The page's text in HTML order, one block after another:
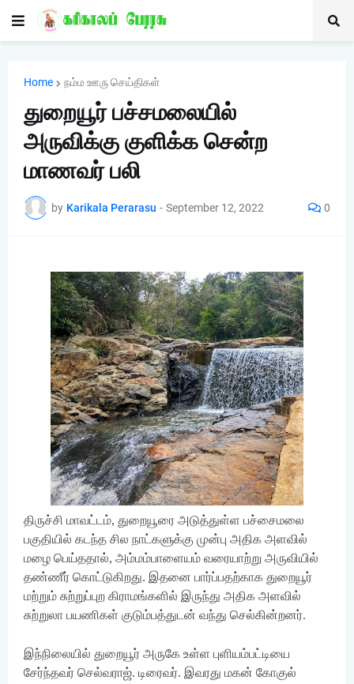
Home நம்ம ஊரு செய்திகள்
துறையூர் பச்சமலையில்
அருவிக்கு குளிக்க சென்ற
மாணவர் பலி
by Karikala Perarasu - September 12, 2022 0
திருச்சி மாவட்டம், துறையூரை அடுத்துள்ள பச்சைமலை
பகுதியில் கடந்த சில நாட்களுக்கு முன்பு அதிக அளவில்
மழை பெய்ததால், அம்மம்பாளையம் வரையாற்று அருவியில்
தண்ணீர் கொட்டுகிறது. இதனை பார்ப்பதற்காக துறையூர்
மற்றும் சுற்றுப்புற கிராமங்களில் இருந்து அதிக அளவில்
சுற்றுலா பயணிகள் குடும்பத்துடன் வந்து செல்கின்றனர்.
இந்நிலையில் துறையூர் அருகே உள்ள புளியம்பட்டியை
சேர்ந்தவர் செல்வராஜ். டிரைவர். இவரது மகன் கோகுல்